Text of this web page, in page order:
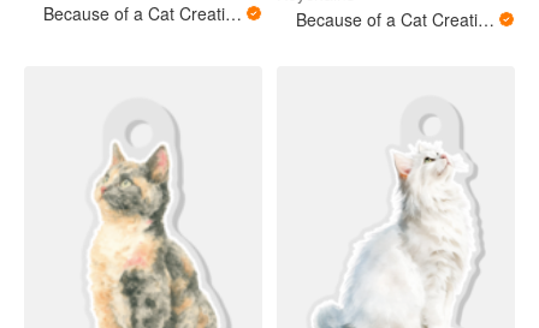
Because of a Cat Creations
Because of a Cat Creations